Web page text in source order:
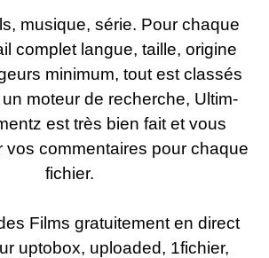
musique, série. Pour chaque
complet langue, taille, origine
minimum, tout est classés
moteur de recherche, Ultim-
est très bien fait et vous
vos commentaires pour chaque
fichier.
Films gratuitement en direct
uptobox, uploaded, 1fichier,